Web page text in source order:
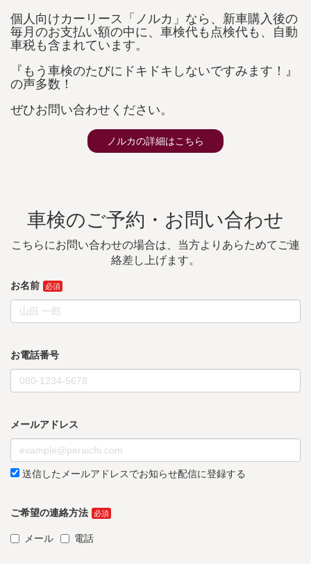
個人向けカーリース「ノルカ」なら、新車購入後の
毎月のお支払い額の中に、車検代も点検代も、自動
車税も含まれています。
『もう車検のたびにドキドキしないですみます！』
の声多数！
ぜひお問い合わせください。
ノルカの詳細はこちら
車検のご予約・お問い合わせ
こちらにお問い合わせの場合は、当方よりあらためてご連
絡差し上げます。
お名前
お電話番号
メールアドレス
送信したメールアドレスでお知らせ配信に登録する
ご希望の連絡方法
メール 電話